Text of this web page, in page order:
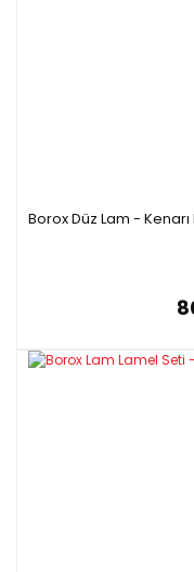
Borox Düz Lam -